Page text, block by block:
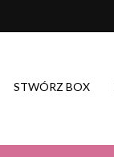
STWÓRZ BOX